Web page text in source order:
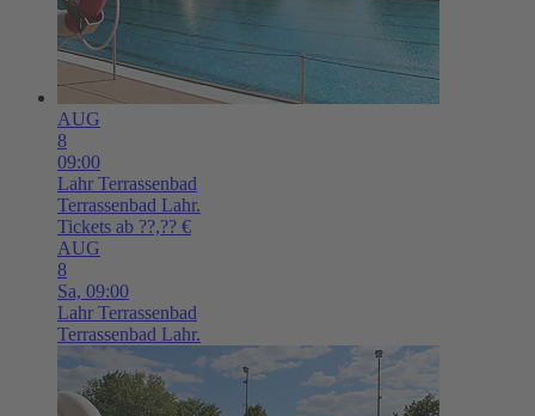
AUG
8
09:00
Lahr Terrassenbad
Terrassenbad Lahr.
Tickets ab ??,?? €
AUG
8
Sa, 09:00
Lahr Terrassenbad
Terrassenbad Lahr.